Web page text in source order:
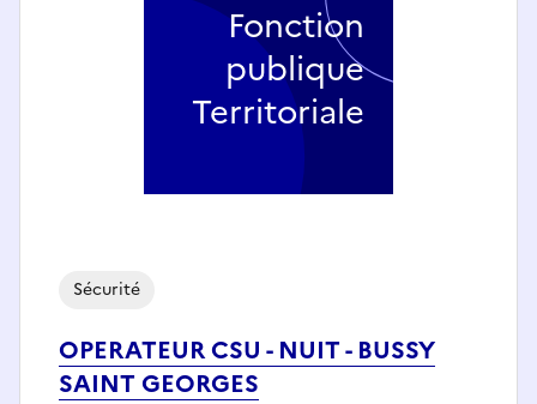
OPERATEUR CSU - NUIT - BUSSY
SAINT GEORGES
Sécurité
Fonction
publique
Territoriale